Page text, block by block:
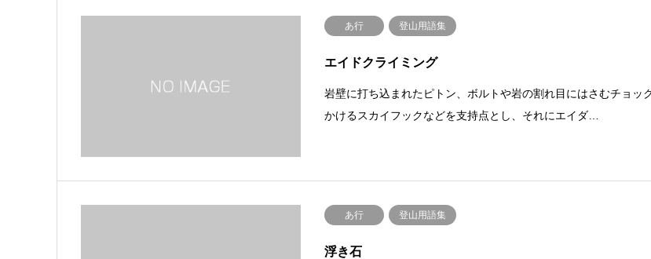
あ行 登山用語集
エイドクライミング
岩壁に打ち込まれたピトン、ボルトや岩の割れ目にはさむチョッ
かけるスカイフックなどを支持点とし、それにエイダ…
あ行 登山用語集
浮き石